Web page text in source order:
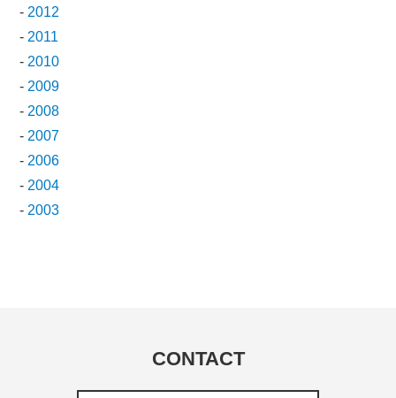
- 2012
- 2011
- 2010
- 2009
- 2008
- 2007
- 2006
- 2004
- 2003
CONTACT